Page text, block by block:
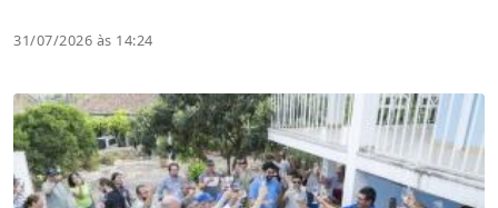
31/07/2026 às 14:24